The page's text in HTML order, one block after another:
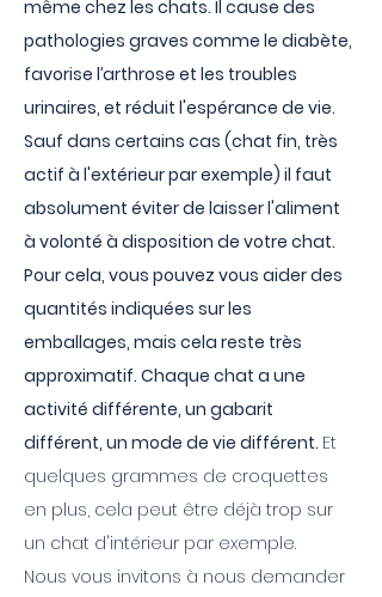
même chez les chats. Il cause des
pathologies graves comme le diabète,
favorise l’arthrose et les troubles
urinaires, et réduit l'espérance de vie.
Sauf dans certains cas (chat fin, très
actif à l'extérieur par exemple) il faut
absolument éviter de laisser l'aliment
à volonté à disposition de votre chat.
Pour cela, vous pouvez vous aider des
quantités indiquées sur les
emballages, mais cela reste très
approximatif. Chaque chat a une
activité différente, un gabarit
différent, un mode de vie différent. Et
quelques grammes de croquettes
en plus, cela peut être déjà trop sur
un chat d'intérieur par exemple.
Nous vous invitons à nous demander